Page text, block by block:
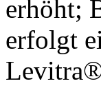
erhöht;
erfolgt